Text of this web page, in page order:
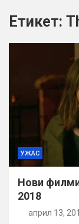
Етикет:
УЖАС
Нови
2018
април 13,